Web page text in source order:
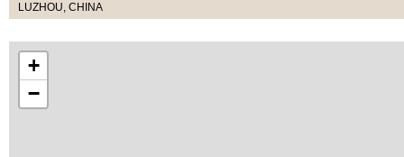
LUZHOU, CHINA
+
−